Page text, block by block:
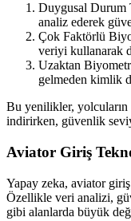
Duygusal Durum
analiz ederek
Çok Faktörlü
veriyi kullanarak
Uzaktan
gelmeden kimlik
Bu yenilikler, yolcuların
indirirken, güvenlik
Aviator Giriş
Yapay zeka, aviator
Özellikle veri analizi,
gibi alanlarda büyük